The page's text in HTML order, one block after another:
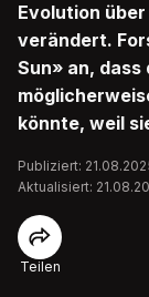
Evolution
verändert.
Sun» an,
könnte, weil
Publiziert:
Aktualisiert:
Teilen